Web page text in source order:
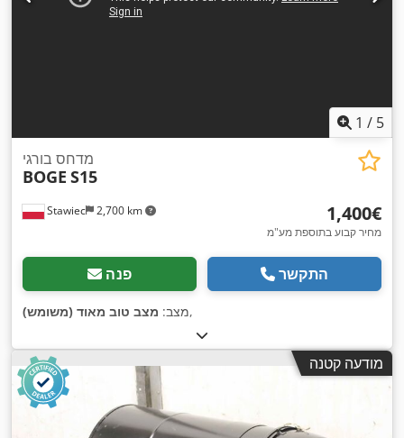
1 / 5
Stawiec 2,700 km
מדחס בורגי
BOGE S15
‏1,400 ‏€
מחיר קבוע בתוספת מע"מ
פנה התקשר
מצב: מצב טוב מאוד (משומש) ,
מודעה קטנה